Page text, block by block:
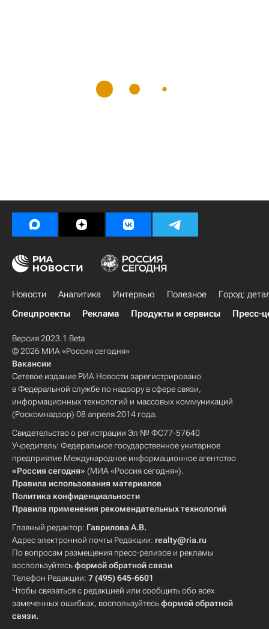
Новости Аналитика Интервью Полезное
Город:
Спецпроекты
Реклама Продукты и сервисы Пресс-
Версия 2023.1 Beta
© 2026 МИА «Россия сегодня»
Вакансии
Сетевое издание РИА Новости зарегистрировано
в Федеральной службе по надзору в сфере связи,
информационных технологий и массовых коммуникаций
(Роскомнадзор) 08 апреля 2014 года.
Свидетельство о регистрации Эл № ФС77-57640
Учредитель: Федеральное государственное унитарное
предприятие Международное информационное агентство
«Россия сегодня» (МИА «Россия сегодня»).
Правила использования материалов
Политика конфиденциальности
Правила применения рекомендательных технологий
Главный редактор: Гаврилова А.В.
Адрес электронной почты Редакции: realty@ria.ru
По вопросам размещения пресс-релизов и рекламы
воспользуйтесьформой обратной связи
Телефон Редакции: 7 (495) 645-6601
Чтобы связаться с редакцией или сообщить обо всех
замеченных ошибках, воспользуйтесьформой обратной
связи.